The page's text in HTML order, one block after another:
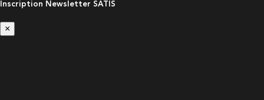
Inscription Newsletter SATIS
×